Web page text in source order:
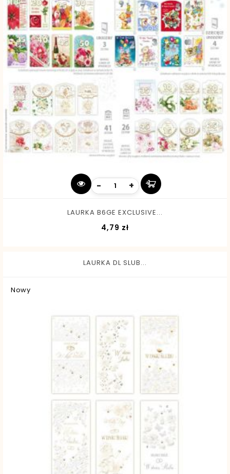
- +
LAURKA B6GE EXCLUSIVE...
4,79 złCena
LAURKA DL SLUB...
Nowy